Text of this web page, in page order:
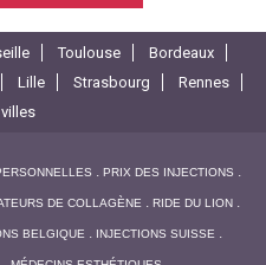
Toulouse
Bordeaux
Lille Strasbourg
Rennes
PRIX DES INJECTIONS
DE COLLAGÈNE RIDE DU LION
BELGIQUE INJECTIONS SUISSE